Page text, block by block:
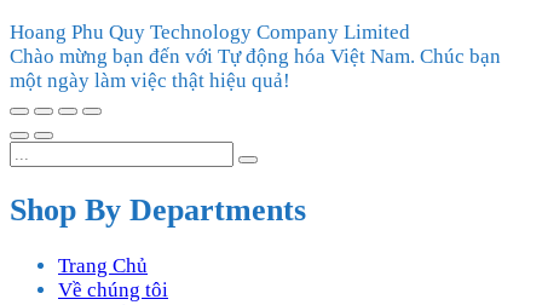
Hoang Phu Quy Technology Company Limited
Chào mừng bạn đến với Tự động hóa Việt Nam. Chúc bạn
một ngày làm việc thật hiệu quả!
Shop By Departments
Trang Chủ
Về chúng tôi